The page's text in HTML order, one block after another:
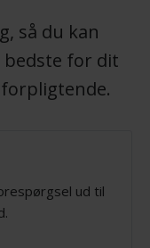
så du kan
for dit
ud til